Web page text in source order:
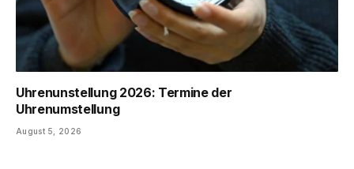
Uhrenunstellung 2026: Termine der
Uhrenumstellung
August 5, 2026